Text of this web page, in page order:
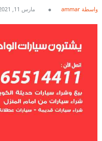
بواسطة ammar مارس 11, 2021